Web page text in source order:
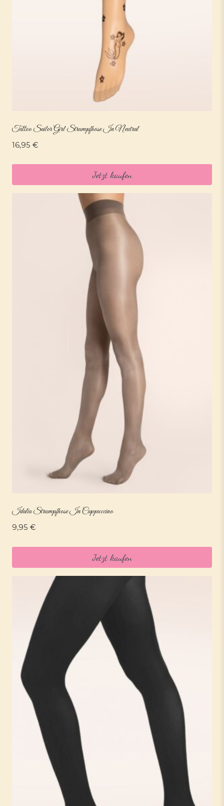
Tattoo Sailor Girl Strumpfhose In Neutral
16,95 €
Jetzt kaufen
Idalia Strumpfhose In Cappuccino
9,95 €
Jetzt kaufen